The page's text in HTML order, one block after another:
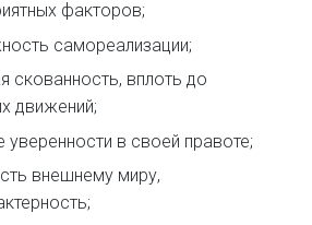
факторов;
самореализации;
скованность, вплоть до
движений;
уверенности в своей правоте;
внешнему миру,